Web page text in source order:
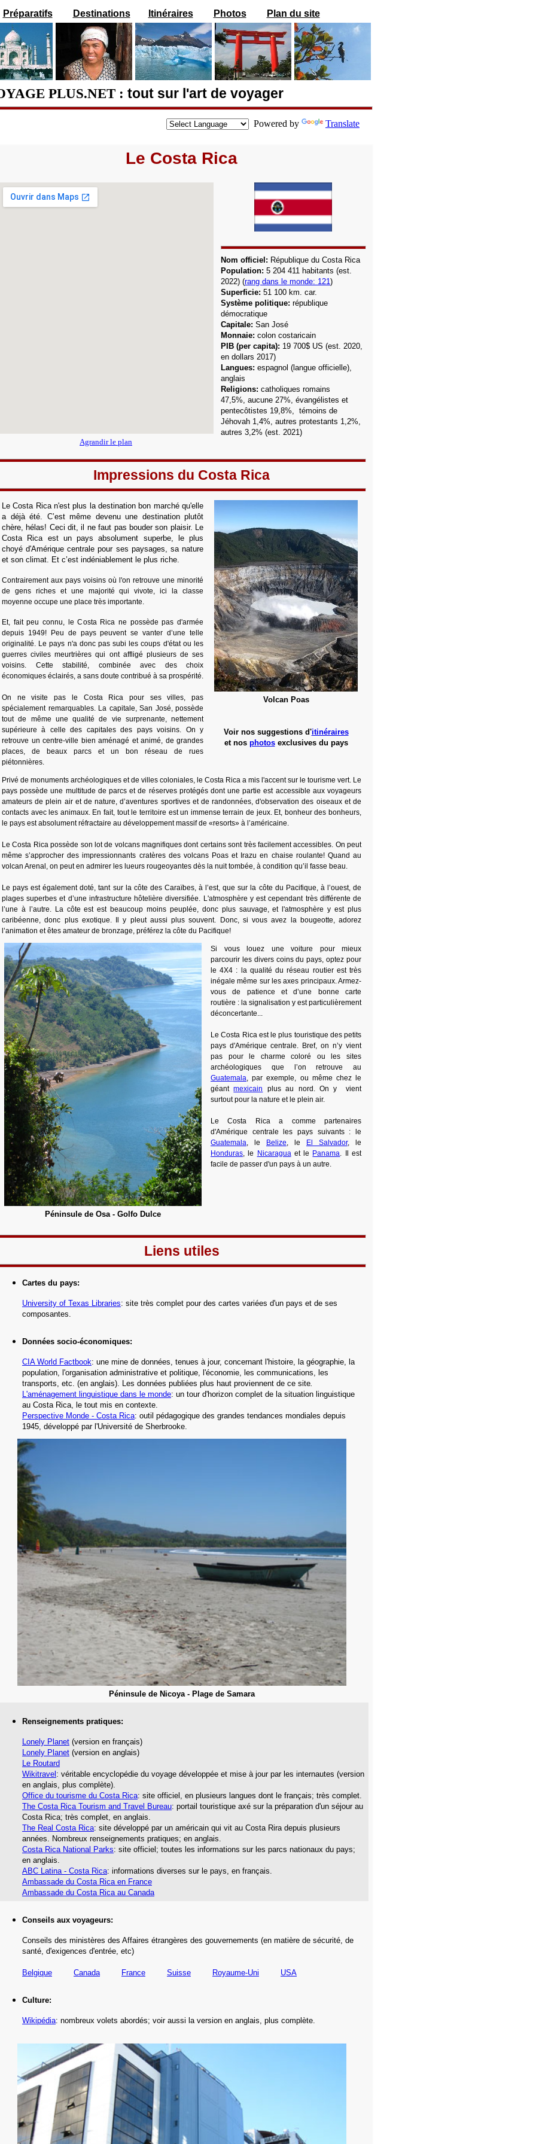
Préparatifs Destinations Itinéraires Photos Plan du site
PLUS.NET : tout sur l'art de voyager
Powered by Translate
Le Costa Rica
Agrandir le plan
Nom officiel: République du Costa Rica
Population: 5 204 411 habitants (est.
2022) (rang dans le monde: 121)
Superficie: 51 100 km. car.
Système politique: république
démocratique
Capitale: San José
Monnaie: colon costaricain
PIB (per capita): 19 700$ US (est. 2020,
en dollars 2017)
Langues: espagnol (langue officielle),
anglais
Religions: catholiques romains
47,5%, aucune 27%, évangélistes et
pentecôtistes 19,8%, témoins de
Jéhovah 1,4%, autres protestants 1,2%,
autres 3,2% (est. 2021)
Impressions du Costa Rica
Le Costa Rica n'est plus la destination bon marché qu'elle
a déjà été. C’est même devenu une destination plutôt
chère, hélas! Ceci dit, il ne faut pas bouder son plaisir. Le
Costa Rica est un pays absolument superbe, le plus
choyé d'Amérique centrale pour ses paysages, sa nature
et son climat. Et c’est indéniablement le plus riche.
Contrairement aux pays voisins où l'on retrouve une minorité
de gens riches et une majorité qui vivote, ici la classe
moyenne occupe une place très importante.
Et, fait peu connu, le Costa Rica ne possède pas d'armée
depuis 1949! Peu de pays peuvent se vanter d’une telle
originalité. Le pays n'a donc pas subi les coups d'état ou les
guerres civiles meurtrières qui ont affligé plusieurs de ses
voisins. Cette stabilité, combinée avec des choix
économiques éclairés, a sans doute contribué à sa prospérité.
On ne visite pas le Costa Rica pour ses villes, pas
spécialement remarquables. La capitale, San José, possède
tout de même une qualité de vie surprenante, nettement
supérieure à celle des capitales des pays voisins. On y
retrouve un centre-ville bien aménagé et animé, de grandes
places, de beaux parcs et un bon réseau de rues
piétonnières.
Volcan Poas
Voir nos suggestions d'itinéraires
et nos photosexclusives du pays
Privé de monuments archéologiques et de villes coloniales, le Costa Rica a mis l'accent sur le tourisme vert. Le
pays possède une multitude de parcs et de réserves protégés dont une partie est accessible aux voyageurs
amateurs de plein air et de nature, d’aventures sportives et de randonnées, d'observation des oiseaux et de
contacts avec les animaux. En fait, tout le territoire est un immense terrain de jeux. Et, bonheur des bonheurs,
le pays est absolument réfractaire au développement massif de «resorts» à l’américaine.
Le Costa Rica possède son lot de volcans magnifiques dont certains sont très facilement accessibles. On peut
même s’approcher des impressionnants cratères des volcans Poas et Irazu en chaise roulante! Quand au
volcan Arenal, on peut en admirer les lueurs rougeoyantes dès la nuit tombée, à condition qu’il fasse beau.
Le pays est également doté, tant sur la côte des Caraïbes, à l’est, que sur la côte du Pacifique, à l’ouest, de
plages superbes et d’une infrastructure hôtelière diversifiée. L'atmosphère y est cependant très différente de
l’une à l’autre. La côte est est beaucoup moins peuplée, donc plus sauvage, et l'atmosphère y est plus
caribéenne, donc plus exotique. Il y pleut aussi plus souvent. Donc, si vous avez la bougeotte, adorez
l’animation et êtes amateur de bronzage, préférez la côte du Pacifique!
Péninsule de Osa - Golfo Dulce
Si vous louez une voiture pour mieux
parcourir les divers coins du pays, optez pour
le 4X4 : la qualité du réseau routier est très
inégale même sur les axes principaux. Armez-
vous de patience et d’une bonne carte
routière : la signalisation y est particulièrement
déconcertante...
Le Costa Rica est le plus touristique des petits
pays d'Amérique centrale. Bref, on n’y vient
pas pour le charme coloré ou les sites
archéologiques que l’on retrouve au
Guatemala, par exemple, ou même chez le
géantmexicain plus au nord. On y
vient
surtout pour la nature et le plein air.
Le Costa Rica a comme partenaires
d'Amérique centrale les pays suivants : le
Guatemala, le Belize, le El Salvador, le
Honduras, le Nicaraguaet le Panama. Il est
facile de passer d'un pays à un autre.
Liens utiles
Cartes du pays:
University of Texas Libraries: site très complet pour des cartes variées d'un pays et de ses
composantes.
Données socio-économiques:
CIA World Factbook: une mine de données, tenues à jour, concernant l'histoire, la géographie, la
population, l'organisation administrative et politique, l'économie, les communications, les
transports, etc. (en anglais). Les données publiées plus haut proviennent de ce site.
L'aménagement linguistique dans le monde: un tour d'horizon complet de la situation linguistique
au Costa Rica, le tout mis en contexte.
Perspective Monde - Costa Rica: outil pédagogique des grandes tendances mondiales depuis
1945, développé par l'Université de Sherbrooke.
Péninsule de Nicoya - Plage de Samara
Renseignements pratiques:
Lonely Planet (version en français)
Lonely Planet (version en anglais)
Le Routard
Wikitravel : véritable encyclopédie du voyage développée et mise à jour par les internautes (version
en anglais, plus complète).
Office du tourisme du Costa Rica: site officiel, en plusieurs langues dont le français; très complet.
The Costa Rica Tourism and Travel Bureau: portail touristique axé sur la préparation d'un séjour au
Costa Rica; très complet, en anglais.
The Real Costa Rica: site développé par un américain qui vit au Costa Rira depuis plusieurs
années. Nombreux renseignements pratiques; en anglais.
Costa Rica National Parks: site officiel; toutes les informations sur les parcs nationaux du pays;
en anglais.
ABC Latina - Costa Rica: informations diverses sur le pays, en français.
Ambassade du Costa Rica en France
Ambassade du Costa Rica au Canada
Conseils aux voyageurs:
Conseils des ministères des Affaires étrangères des gouvernements (en matière de sécurité, de
santé, d'exigences d'entrée, etc)
Belgique Canada France Suisse Royaume-Uni USA
Culture:
Wikipédia: nombreux volets abordés; voir aussi la version en anglais, plus complète.